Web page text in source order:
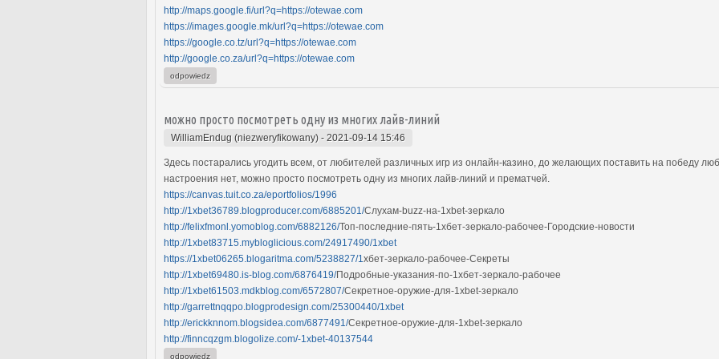
http://maps.google.fi/url?q=https://otewae.com
https://images.google.mk/url?q=https://otewae.com
https://google.co.tz/url?q=https://otewae.com
http://google.co.za/url?q=https://otewae.com
odpowiedz
можно просто посмотреть одну из многих лайв-линий
WilliamEndug (niezweryfikowany) - 2021-09-14 15:46
Здесь постарались угодить всем, от любителей различных игр из онлайн-казино, до желающих поставить на победу
настроения нет, можно просто посмотреть одну из многих лайв-линий и прематчей.
https://canvas.tuit.co.za/eportfolios/1996
http://1xbet36789.blogproducer.com/6885201/Слухам-buzz-на-1xbet-зеркало
http://felixfmonl.yomoblog.com/6882126/Топ-последние-пять-1хбет-зеркало-рабочее-Городские-новости
http://1xbet83715.mybloglicious.com/24917490/1xbet
https://1xbet06265.blogaritma.com/5238827/1 хбет-зеркало-рабочее-Секреты
http://1xbet69480.is-blog.com/6876419/Подробные-указания-по-1хбет-зеркало-рабочее
http://1xbet61503.mdkblog.com/6572807/Секретное-оружие-для-1xbet-зеркало
http://garrettnqqpo.blogprodesign.com/25300440/1xbet
http://erickknnom.blogsidea.com/6877491/Секретное-оружие-для-1xbet-зеркало
http://finncqzgm.blogolize.com/-1xbet-40137544
odpowiedz